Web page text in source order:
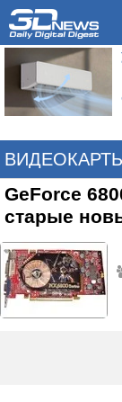
GeForce
старые